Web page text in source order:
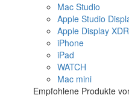
Mac Studio
Apple Studio
Apple Display XDR
iPhone
iPad
WATCH
Mac mini
Empfohlene Produkte